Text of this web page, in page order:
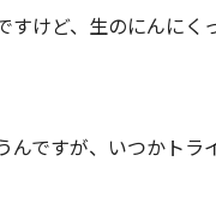
すけど、生のにんにく
んですが、いつかトラ